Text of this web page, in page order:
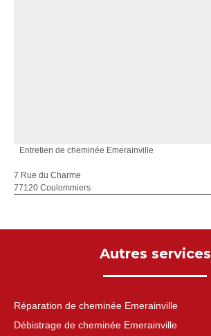
Entretien de cheminée Emerainville
7 Rue du Charme
77120 Coulommiers
Autres services
Réparation de cheminée Emerainville
Débistrage de cheminée Emerainville